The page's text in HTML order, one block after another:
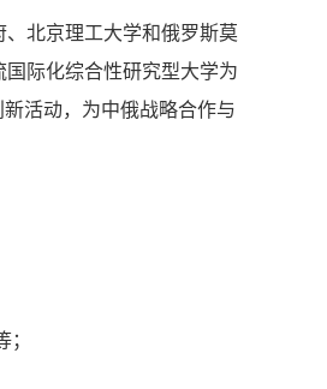
北京理工大学和俄罗斯莫
际化综合性研究型大学为
活动，为中俄战略合作与